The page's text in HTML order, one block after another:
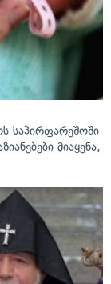
საპირფარეშოში
მიაყენა,